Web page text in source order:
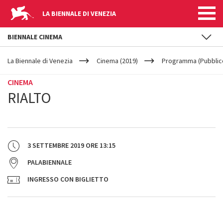
LA BIENNALE DI VENEZIA
YOUR
ARE
La Biennale di Venezia Cinema (2019) Programma
CINEMA
RIALTO
3 SETTEMBRE 2019 ORE 13:15
PALABIENNALE
INGRESSO CON BIGLIETTO
BIENNALE CINEMA